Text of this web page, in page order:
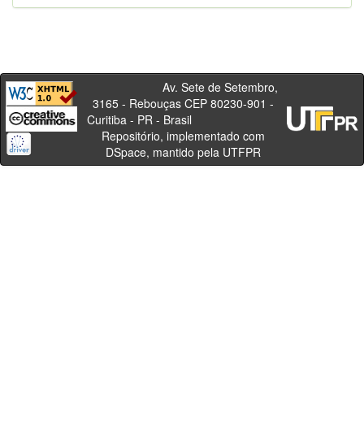
Av. Sete de Setembro,
3165 - Rebouças CEP 80230-901 -
Curitiba - PR - Brasil
Repositório, implementado com
DSpace, mantido pela UTFPR